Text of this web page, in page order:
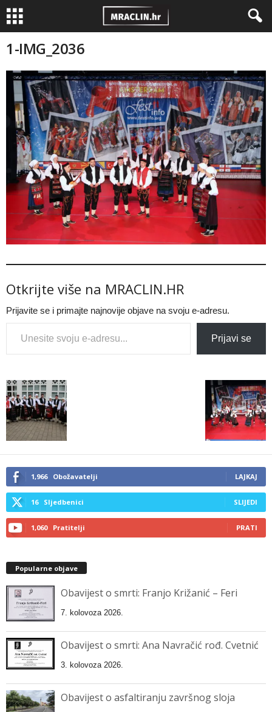
1-IMG_2036
Otkrijte više na MRACLIN.HR
Prijavite se i primajte najnovije objave na svoju e-adresu.
Type your email…
Prijavi se
1,966 Obožavatelji LAJKAJ
16 Sljedbenici SLIJEDI
1,060 Pratitelji PRATI
Popularne objave
Obavijest o smrti: Franjo Križanić – Feri
7. kolovoza 2026.
Obavijest o smrti: Ana Navračić rođ. Cvetnić
3. kolovoza 2026.
Obavijest o asfaltiranju završnog sloja